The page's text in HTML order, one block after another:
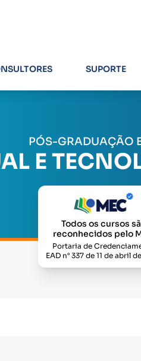
SUPORTE
PÓS-GRADUAÇÃO
E
Todos os cursos
reconhecidos pelo
Portaria de
EAD n° 337 de 11 de abril